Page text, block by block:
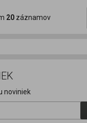
20 záznamov
noviniek